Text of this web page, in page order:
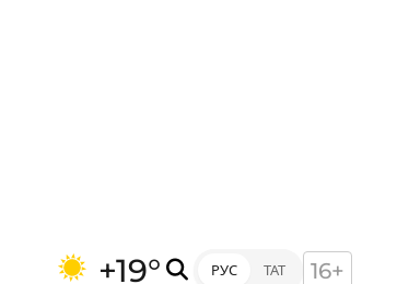
+19° РУС ТАТ 16+